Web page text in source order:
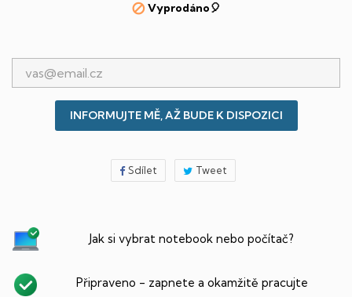
Vyprodáno🎈
INFORMUJTE MĚ, AŽ BUDE K DISPOZICI
Sdílet Tweet
Jak si vybrat notebook nebo počítač?
Připraveno - zapnete a okamžitě pracujte